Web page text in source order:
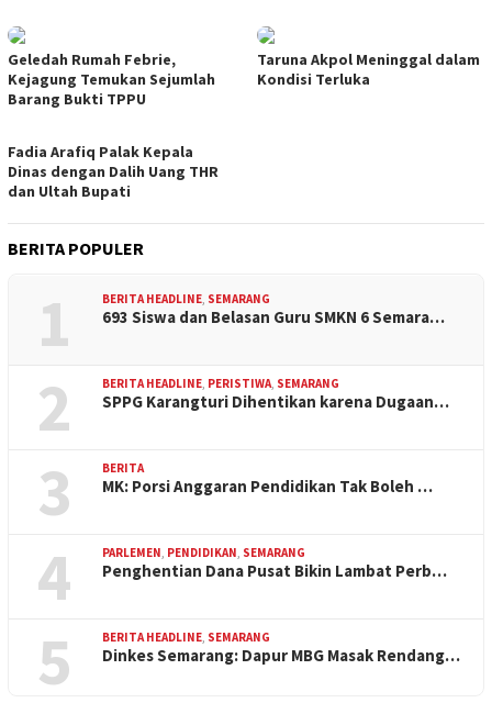
Geledah Rumah Febrie,
Kejagung Temukan Sejumlah
Barang Bukti TPPU
Taruna Akpol Meninggal dalam
Kondisi Terluka
Fadia Arafiq Palak Kepala
Dinas dengan Dalih Uang THR
dan Ultah Bupati
BERITA POPULER
1 BERITA HEADLINE, SEMARANG
693 Siswa dan Belasan Guru SMKN 6 Semara…
2 BERITA HEADLINE, PERISTIWA, SEMARANG
SPPG Karangturi Dihentikan karena Dugaan…
3 BERITA
MK: Porsi Anggaran Pendidikan Tak Boleh …
4 PARLEMEN, PENDIDIKAN, SEMARANG
Penghentian Dana Pusat Bikin Lambat Perb…
5 BERITA HEADLINE, SEMARANG
Dinkes Semarang: Dapur MBG Masak Rendang…